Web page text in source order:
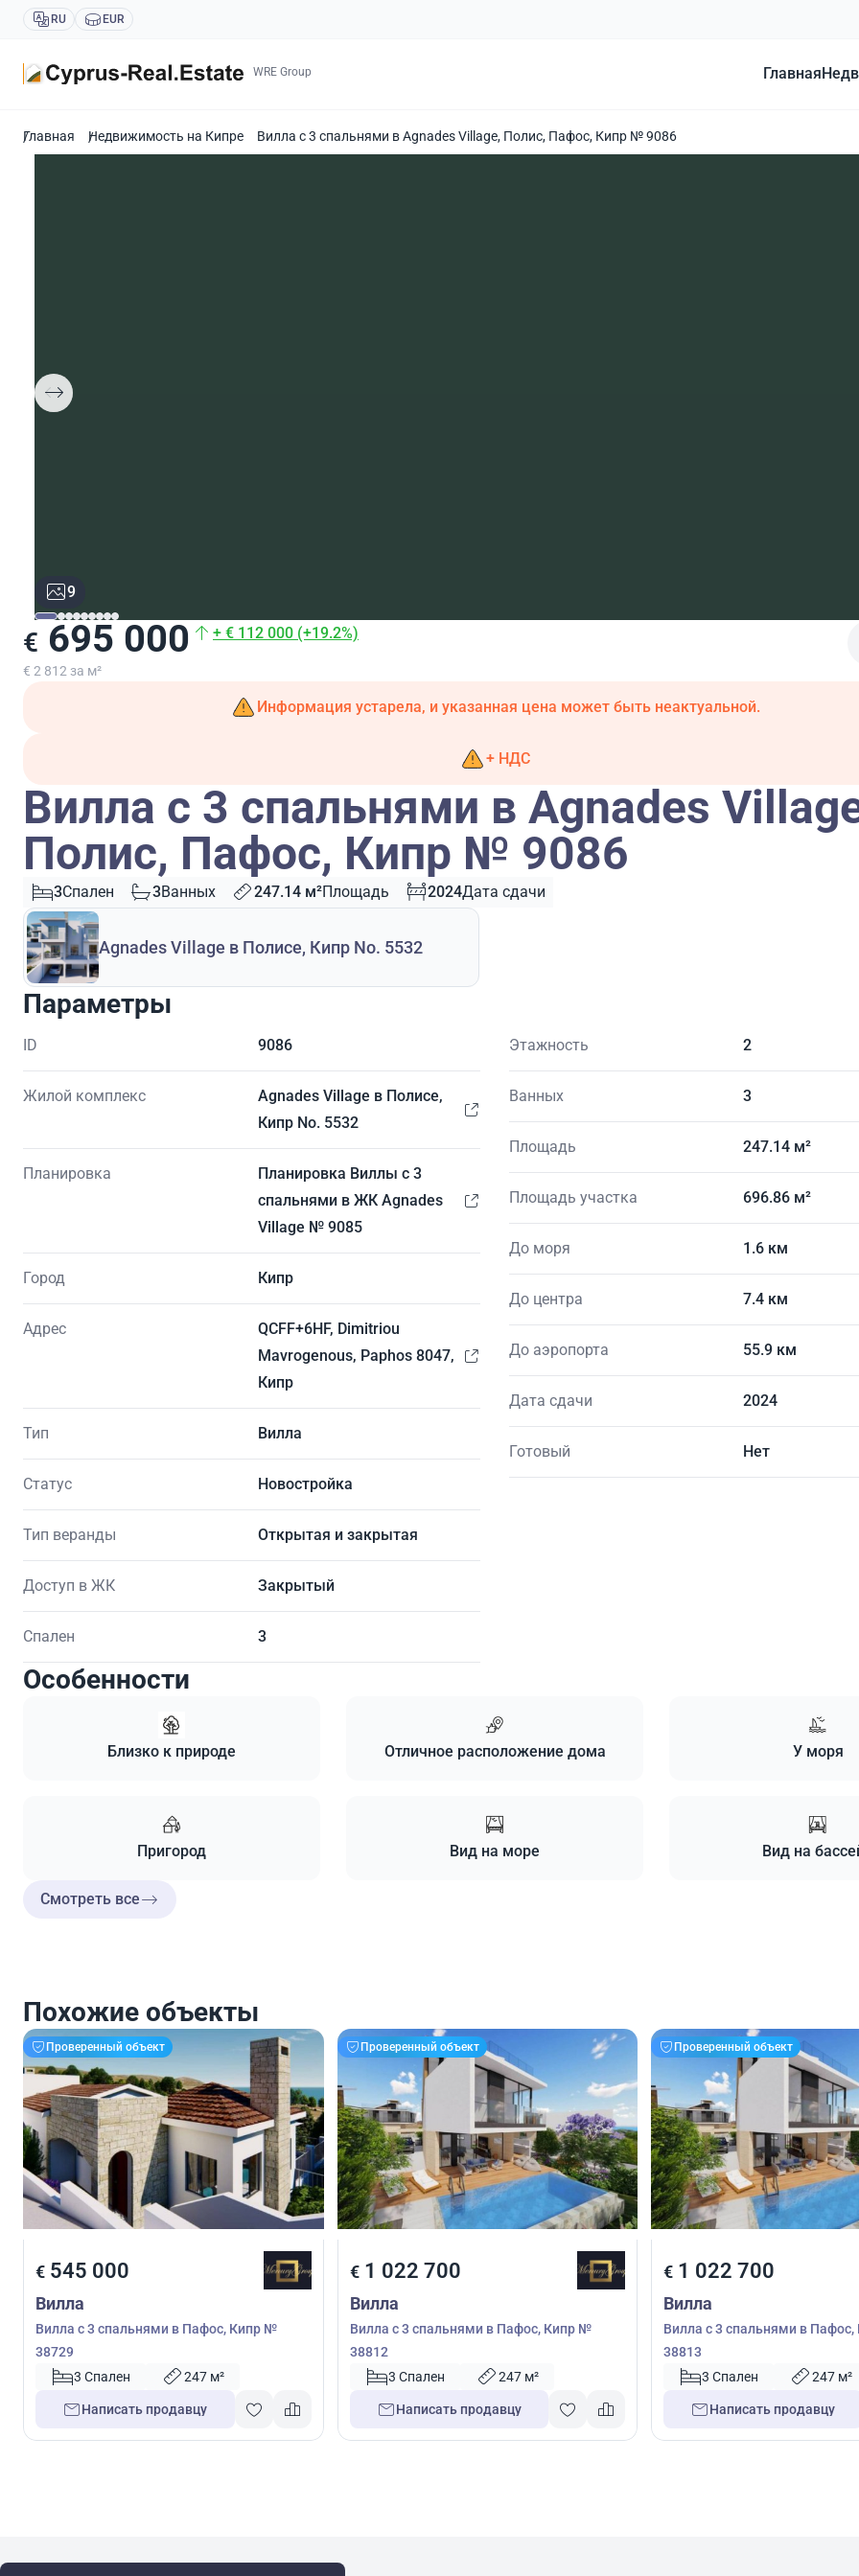
RU EUR
WRE Group Главная
Главная Недвижимость на Кипре Вилла с 3 спальнями в Agnades Village, Полис, Пафос, Кипр № 9086
9
€ 695 000 + € 112 000 (+19.2%)
€ 2 812 за м²
Информация устарела, и указанная цена может быть неактуальной.
+ НДС
Вилла с 3 спальнями в Agnades
Полис, Пафос, Кипр № 9086
3Спален 3Ванных 247.14 м²Площадь 2024Дата сдачи
Agnades Village в Полисе, Кипр No. 5532
Параметры
ID 9086
Жилой комплекс
Agnades Village в Полисе,
Кипр No. 5532
Планировка
Планировка Виллы с 3
спальнями в ЖК Agnades
Village № 9085
Город Кипр
Адрес
QCFF+6HF, Dimitriou
Mavrogenous, Paphos 8047,
Кипр
Тип Вилла
Статус Новостройка
Тип веранды Открытая и закрытая
Доступ в ЖК Закрытый
Спален 3
Этажность 2
Ванных 3
Площадь 247.14 м²
Площадь участка 696.86 м²
До моря 1.6 км
До центра 7.4 км
До аэропорта 55.9 км
Дата сдачи 2024
Готовый Нет
Особенности
Близко к природе Отличное расположение дома У моря
Пригород Вид на море Вид на
Смотреть все
Похожие объекты
Проверенный объект
€ 545 000
Вилла
Вилла с 3 спальнями в Пафос, Кипр №
38729
3 Спален
247 м²
Написать продавцу
Проверенный объект
€1 022 700
Вилла
Вилла с 3 спальнями в Пафос, Кипр №
38812
3 Спален
247 м²
Написать продавцу
Проверенный объект
€ 1 022 700
Вилла
Вилла с 3 спальнями в
38813
3 Спален
247 м²
Написать продавцу